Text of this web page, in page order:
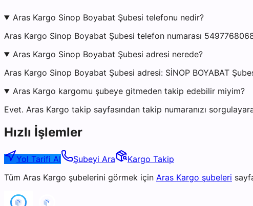
Aras Kargo Sinop Boyabat Şubesi telefonu nedir?
Aras Kargo Sinop Boyabat Şubesi telefon numarası
Aras Kargo Sinop Boyabat Şubesi adresi nerede?
Aras Kargo Sinop Boyabat Şubesi adresi: SİNOP BOYABAT
Aras Kargo kargomu şubeye gitmeden takip edebilir miyim?
Evet. Aras Kargo takip sayfasından takip numaranızı
Hızlı İşlemler
Yol Tarifi Al Şubeyi Ara
Kargo Takip
Tüm Aras Kargo şubelerini görmek için Aras Kargo şubeleri